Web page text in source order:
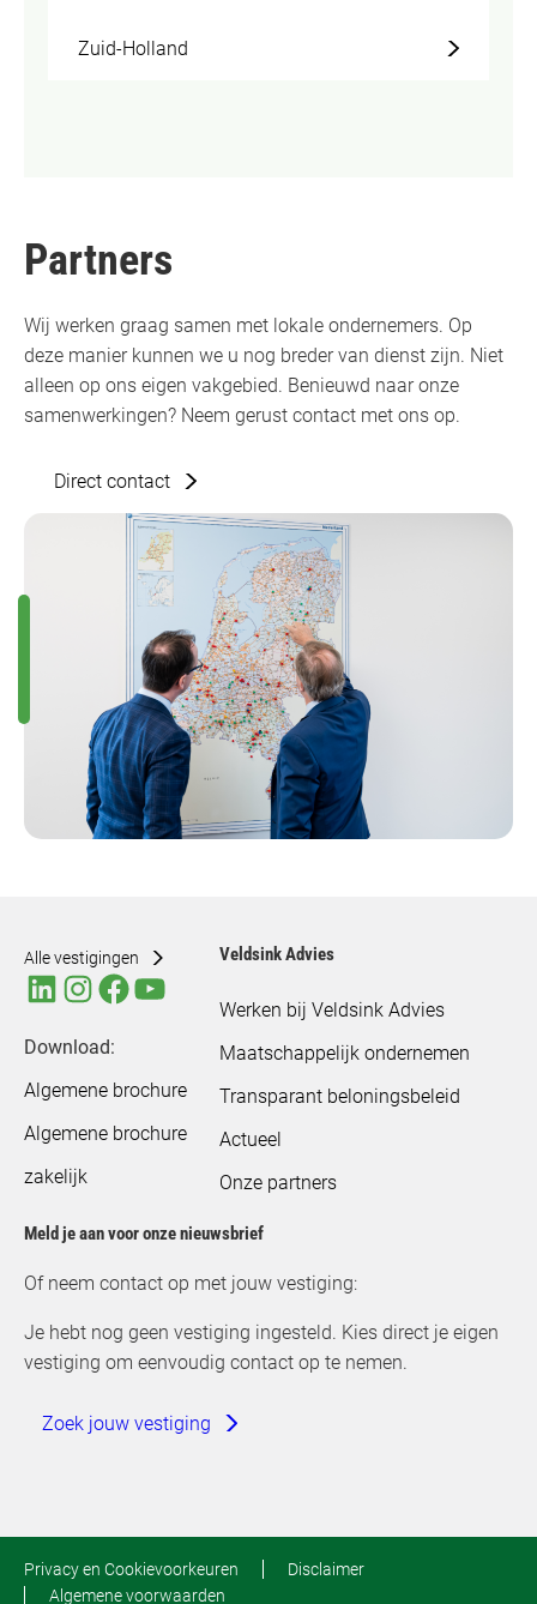
Zuid-Holland
Partners
Wij werken graag samen met lokale ondernemers. Op
deze manier kunnen we u nog breder van dienst zijn. Niet
alleen op ons eigen vakgebied. Benieuwd naar onze
samenwerkingen? Neem gerust contact met ons op.
Direct contact
Alle vestigingen
Download:
Algemene brochure
Algemene brochure
zakelijk
Veldsink Advies
Werken bij Veldsink Advies
Maatschappelijk ondernemen
Transparant beloningsbeleid
Actueel
Onze partners
Meld je aan voor onze nieuwsbrief
Of neem contact op met jouw vestiging:
Je hebt nog geen vestiging ingesteld. Kies direct je eigen
vestiging om eenvoudig contact op te nemen.
Zoek jouw vestiging
Privacy en Cookievoorkeuren
Disclaimer
Algemene voorwaarden